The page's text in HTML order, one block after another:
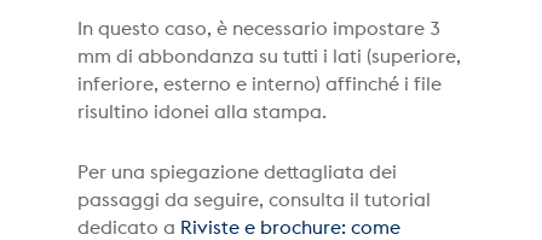
In questo caso, è necessario impostare 3
mm di abbondanza su tutti i lati (superiore,
inferiore, esterno e interno) affinché i file
risultino idonei alla stampa.
Per una spiegazione dettagliata dei
passaggi da seguire, consulta il tutorial
dedicato a Riviste e brochure: come